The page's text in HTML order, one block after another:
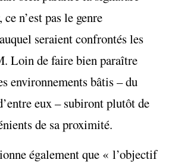
n’est pas le genre
seraient confrontés les
Loin de faire bien paraître
environnements bâtis – du
eux – subiront plutôt de
de sa proximité.
également que « l’objectif